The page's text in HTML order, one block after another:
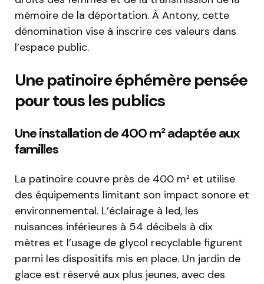
mémoire de la déportation. À Antony, cette
dénomination vise à inscrire ces valeurs dans
l’espace public.
Une patinoire éphémère pensée
pour tous les publics
Une installation de 400 m² adaptée aux
familles
La patinoire couvre près de 400 m² et utilise
des équipements limitant son impact sonore et
environnemental. L’éclairage à led, les
nuisances inférieures à 54 décibels à dix
mètres et l’usage de glycol recyclable figurent
parmi les dispositifs mis en place. Un jardin de
glace est réservé aux plus jeunes, avec des